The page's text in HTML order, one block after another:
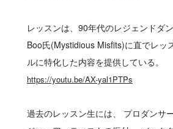
レッスンは、90年代のレジェンドダ
Boo氏(Mystidious Misfits)に直でレッ
ルに特化した内容を提供している。
https://youtu.be/AX-yal1PTPs
過去のレッスン生には、 プロダンサ